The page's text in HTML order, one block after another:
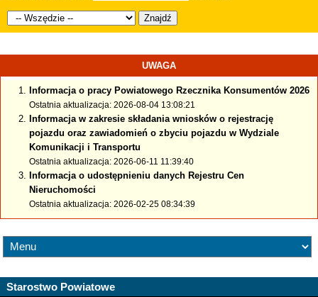
Znajdź
UWAGA
Informacja o pracy Powiatowego Rzecznika Konsumentów 2026
Ostatnia aktualizacja: 2026-08-04 13:08:21
Informacja w zakresie składania wniosków o rejestrację
pojazdu oraz zawiadomień o zbyciu pojazdu w Wydziale
Komunikacji i Transportu
Ostatnia aktualizacja: 2026-06-11 11:39:40
Informacja o udostępnieniu danych Rejestru Cen
Nieruchomości
Ostatnia aktualizacja: 2026-02-25 08:34:39
Starostwo Powiatowe